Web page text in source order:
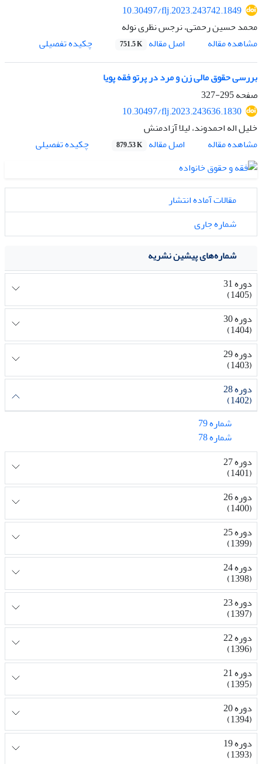
10.30497/flj.2023.243742.1849
محمد حسین رحمتی، نرجس نظری نوله
مشاهده مقاله
اصل مقاله 751.5 K
چکیده تفصیلی
بررسی حقوق مالی زن و مرد در پرتو فقه پویا
صفحه295-327
10.30497/flj.2023.243636.1830
خلیل اله احمدوند، لیلا آزادمنش
مشاهده مقاله
اصل مقاله 879.53 K چکیده تفصیلی
مقالات آماده انتشار
شماره جاری
شماره‌های پیشین نشریه
دوره 31
(1405)
دوره 30
(1404)
دوره 29
(1403)
دوره 28
(1402)
شماره 79
شماره 78
دوره 27
(1401)
دوره 26
(1400)
دوره 25
(1399)
دوره 24
(1398)
دوره 23
(1397)
دوره 22
(1396)
دوره 21
(1395)
دوره 20
(1394)
دوره 19
(1393)